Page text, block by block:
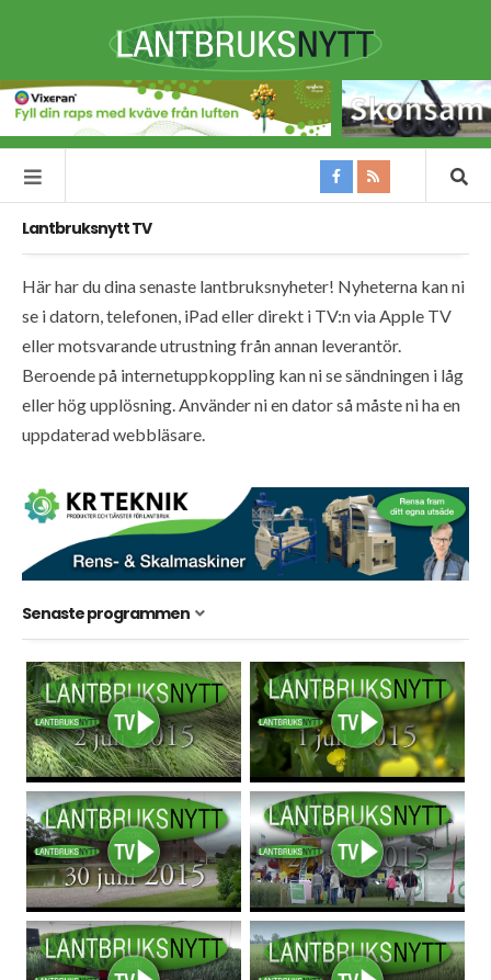
Lantbruksnytt TV
Här har du dina senaste lantbruksnyheter! Nyheterna kan ni
se i datorn, telefonen, iPad eller direkt i TV:n via Apple TV
eller motsvarande utrustning från annan leverantör.
Beroende på internetuppkoppling kan ni se sändningen i låg
eller hög upplösning. Använder ni en dator så måste ni ha en
uppdaterad webbläsare.
Senaste programmen